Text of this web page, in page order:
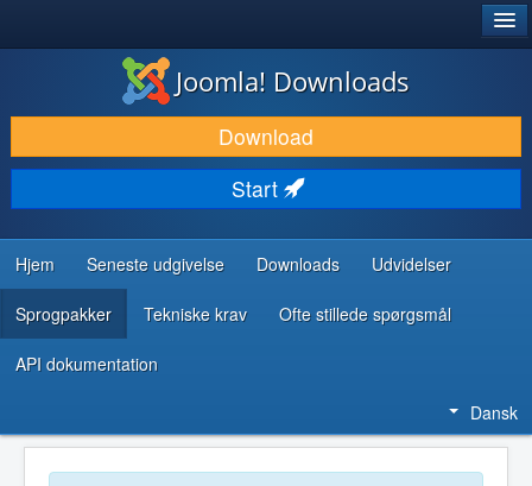
DOWNLOAD & UDVID
OPDAG & LÆR
FÆLLESSKABET & SUPPORT
UDVIKLERRESSOURCER
Joomla! Downloads
Download
Start
Hjem Seneste udgivelse Downloads Udvidelser
Sprogpakker Tekniske krav Ofte stillede spørgsmål
API dokumentation
Dansk